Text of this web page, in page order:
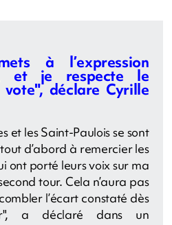
à l’expression
et je respecte le
déclare Cyrille
et les Saint-Paulois se sont
d’abord à remercier les
ont porté leurs voix sur ma
tour. Cela n’aura pas
l’écart constaté dès
a déclaré dans un